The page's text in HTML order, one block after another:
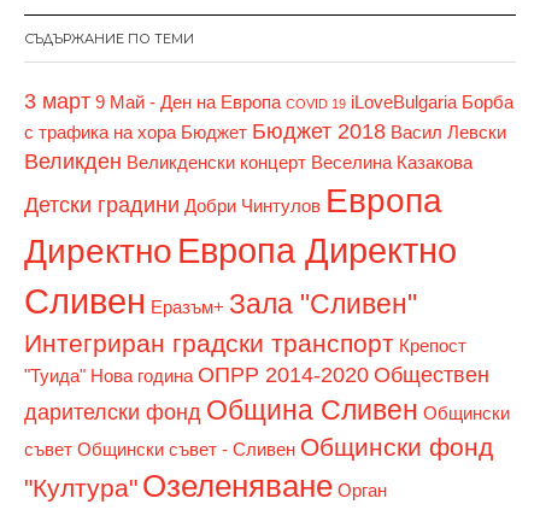
СЪДЪРЖАНИЕ ПО ТЕМИ
3 март 9 Май - Ден на Европа COVID 19 iLoveBulgaria Борба
с трафика на хора Бюджет Бюджет 2018 Васил Левски
Великден Великденски концерт Веселина Казакова
Детски градини Добри Чинтулов Европа
Директно Европа Директно
Сливен Еразъм+ Зала "Сливен"
Интегриран градски транспорт Крепост
"Туида" Нова година ОПРР 2014-2020 Обществен
дарителски фонд Община Сливен Общински
съвет Общински съвет - Сливен Общински фонд
"Култура" Озеленяване Орган